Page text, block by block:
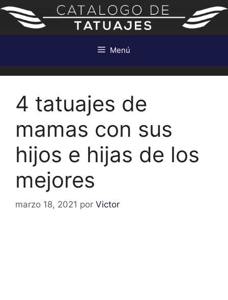
Saltar
contenido
Menú
4 tatuajes de
mamas con sus
hijos e hijas de los
mejores
marzo 18, 2021 por Victor